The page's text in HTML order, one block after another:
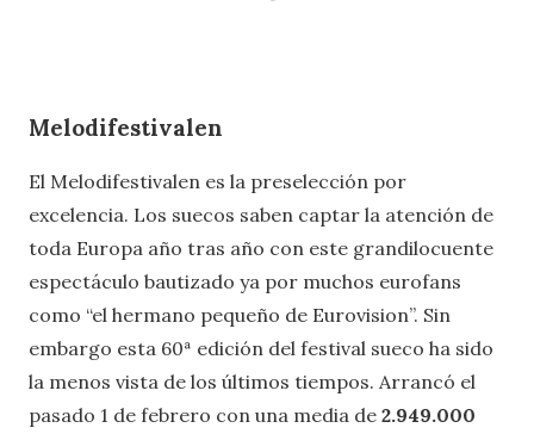
Melodifestivalen
El Melodifestivalen es la preselección por
excelencia. Los suecos saben captar la atención de
toda Europa año tras año con este grandilocuente
espectáculo bautizado ya por muchos eurofans
como “el hermano pequeño de Eurovision”. Sin
embargo esta 60ª edición del festival sueco ha sido
la menos vista de los últimos tiempos. Arrancó el
pasado 1 de febrero con una media de 2.949.000